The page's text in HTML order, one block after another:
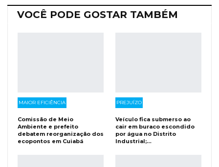
VOCÊ PODE GOSTAR TAMBÉM
MAIOR EFICIÊNCIA
Comissão de Meio
Ambiente e prefeito
debatem reorganização dos
ecopontos em Cuiabá
PREJUÍZO
Veículo fica submerso ao
cair em buraco escondido
por água no Distrito
Industrial;…